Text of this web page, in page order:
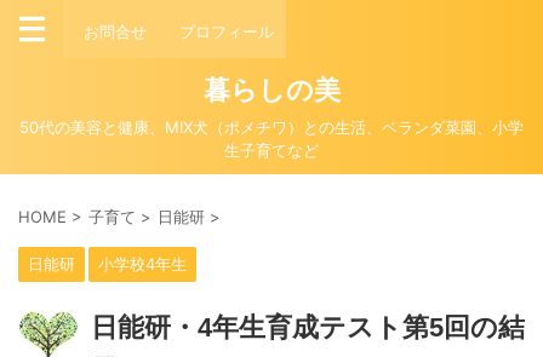
お問合せ プロフィール
暮らしの美
50代の美容と健康、MIX犬（ポメチワ）との生活、ベランダ菜園、小学
生子育てなど
HOME > 子育て > 日能研 >
日能研 小学校4年生
日能研・4年生育成テスト第5回の結